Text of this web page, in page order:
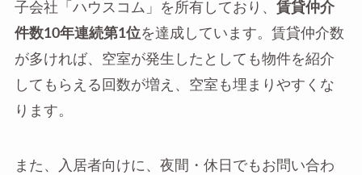
子会社「ハウスコム」を所有しており、 賃貸仲介
件数10年連続第1位を達成しています。賃貸仲介数
が多ければ、空室が発生したとしても物件を紹介
してもらえる回数が増え、空室も埋まりやすくな
ります。
また、入居者向けに、夜間・休日でもお問い合わ